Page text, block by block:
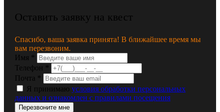
Оставить заявку на квест
Спасибо, ваша заявка принята! В ближайшее время мы
вам перезвоним.
Имя
Телефон
Почта
Я принимаю условия обработки персональных
данных и ознакомлен с правилами посещения
Перезвоните мне